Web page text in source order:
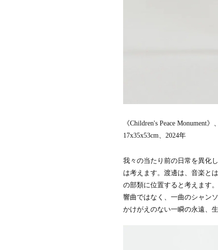
《Children's Peace Monument
17x35x53cm、2024年
我々の当たり前の日常を異化
は考えます。渡邊は、音楽と
の部類に位置すると考えます
響曲ではなく、一曲のシャン
かけがえのない一瞬の永遠、